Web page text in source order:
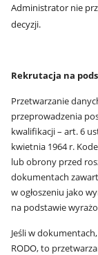
Administrator nie
decyzji.
Rekrutacja na
Przetwarzanie
przeprowadzenia
kwalifikacji – art. 6
kwietnia 1964 r.
lub obrony przed
dokumentach
w ogłoszeniu jako
na podstawie
Jeśli w
RODO, to